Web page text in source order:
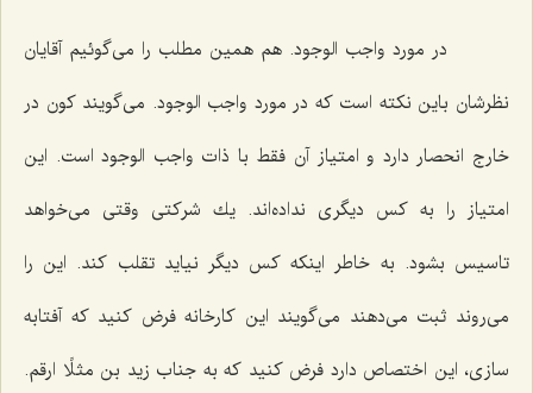
در مورد واجب الوجود. هم همین مطلب را مى‌گوئیم آقایان
نظرشان باین نكته است كه در مورد واجب الوجود. مى‌گویند كون در
خارج انحصار دارد و امتیاز آن فقط با ذات واجب الوجود است. این
امتیاز را به كس دیگرى نداده‌اند. یك شركتى وقتى مى‌خواهد
تاسیس بشود. به خاطر اینكه كس دیگر نیاید تقلب كند. این را
مى‌روند ثبت مى‌دهند مى‌گویند این كارخانه فرض كنید كه آفتابه
سازى، این اختصاص دارد فرض كنید كه به جناب زید بن مثلًا ارقم.